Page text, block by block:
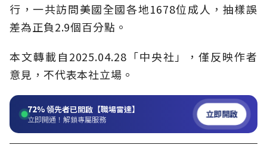
行，一共訪問美國全國各地1678位成人，抽樣誤
差為正負2.9個百分點。
本文轉載自2025.04.28「中央社」，僅反映作者
意見，不代表本社立場。
72%領先者已開啟【職場雷達】
立即開通！解鎖專屬服務 立即開啟